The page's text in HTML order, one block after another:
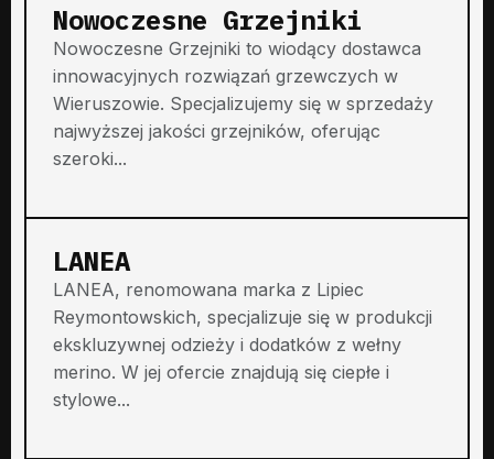
Nowoczesne Grzejniki
Nowoczesne Grzejniki to wiodący dostawca
innowacyjnych rozwiązań grzewczych w
Wieruszowie. Specjalizujemy się w sprzedaży
najwyższej jakości grzejników, oferując
szeroki...
LANEA
LANEA, renomowana marka z Lipiec
Reymontowskich, specjalizuje się w produkcji
ekskluzywnej odzieży i dodatków z wełny
merino. W jej ofercie znajdują się ciepłe i
stylowe...